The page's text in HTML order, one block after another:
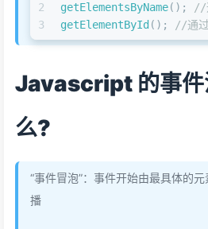
2
3
getElementsByName();
//
getElementById (); //通
Javascript 的事件
么?
“事件冒泡”：事件开始由最具体的
播